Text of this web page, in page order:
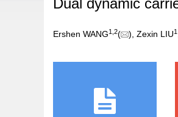
Dual dynamic
Ershen WANG1 2( ), Zexin LIU1